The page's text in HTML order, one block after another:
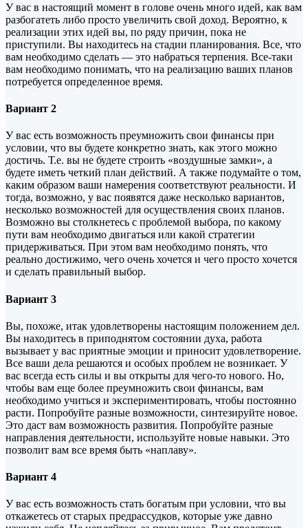
У вас в настоящий момент в голове очень много идей, как вам
разбогатеть либо просто увеличить свой доход. Вероятно, к
реализации этих идей вы, по ряду причин, пока не
приступили. Вы находитесь на стадии планирования. Все, что
вам необходимо сделать — это набраться терпения. Все-таки
вам необходимо понимать, что на реализацию ваших планов
потребуется определенное время.
Вариант 2
У вас есть возможность преумножить свои финансы при
условии, что вы будете конкретно знать, как этого можно
достичь. Т.е. вы не будете строить «воздушные замки», а
будете иметь четкий план действий. А также подумайте о том,
каким образом ваши намерения соответствуют реальности. И
тогда, возможно, у вас появятся даже несколько вариантов,
несколько возможностей для осуществления своих планов.
Возможно вы столкнетесь с проблемой выбора, по какому
пути вам необходимо двигаться или какой стратегии
придерживаться. При этом вам необходимо понять, что
реально достижимо, чего очень хочется и чего просто хочется
и сделать правильный выбор.
Вариант 3
Вы, похоже, итак удовлетворены настоящим положением дел.
Вы находитесь в приподнятом состоянии духа, работа
вызывает у вас приятные эмоции и приносит удовлетворение.
Все ваши дела решаются и особых проблем не возникает. У
вас всегда есть силы и вы открыты для чего-то нового. Но,
чтобы вам еще более преумножить свои финансы, вам
необходимо учиться и экспериментировать, чтобы постоянно
расти. Попробуйте разные возможности, синтезируйте новое.
Это даст вам возможность развития. Попробуйте разные
направления деятельности, используйте новые навыки. Это
позволит вам все время быть «наплаву».
Вариант 4
У вас есть возможность стать богатым при условии, что вы
откажетесь от старых предрассудков, которые уже давно